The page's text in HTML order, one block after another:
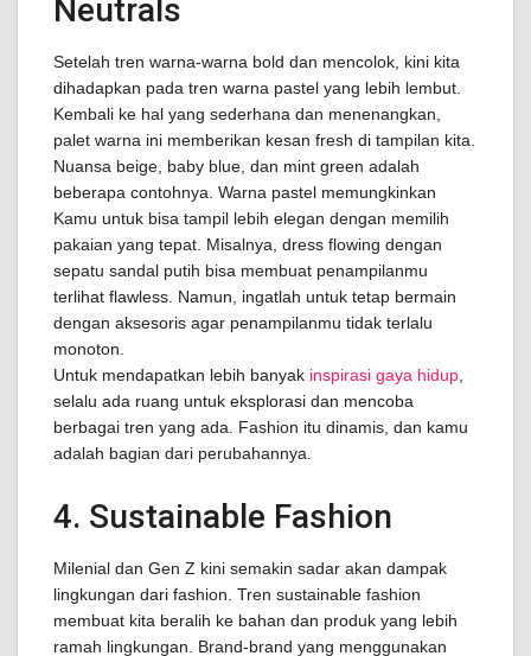
Neutrals
Setelah tren warna-warna bold dan mencolok, kini kita
dihadapkan pada tren warna pastel yang lebih lembut.
Kembali ke hal yang sederhana dan menenangkan,
palet warna ini memberikan kesan fresh di tampilan kita.
Nuansa beige, baby blue, dan mint green adalah
beberapa contohnya. Warna pastel memungkinkan
Kamu untuk bisa tampil lebih elegan dengan memilih
pakaian yang tepat. Misalnya, dress flowing dengan
sepatu sandal putih bisa membuat penampilanmu
terlihat flawless. Namun, ingatlah untuk tetap bermain
dengan aksesoris agar penampilanmu tidak terlalu
monoton.
Untuk mendapatkan lebih banyak inspirasi gaya hidup
selalu ada ruang untuk eksplorasi dan mencoba
berbagai tren yang ada. Fashion itu dinamis, dan kamu
adalah bagian dari perubahannya.
4. Sustainable Fashion
Milenial dan Gen Z kini semakin sadar akan dampak
lingkungan dari fashion. Tren sustainable fashion
membuat kita beralih ke bahan dan produk yang lebih
ramah lingkungan. Brand-brand yang menggunakan